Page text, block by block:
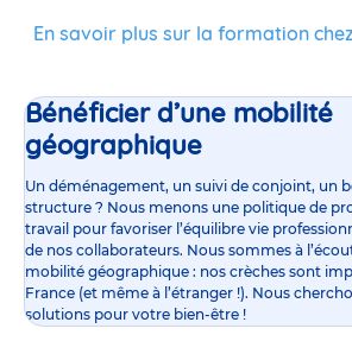
En savoir plus sur la formation
Bénéficier d’une mobilité
géographique
Un déménagement, un suivi de conjoint, un
structure ? Nous menons une politique de
travail pour favoriser l’équilibre vie
de nos collaborateurs. Nous sommes à
mobilité géographique : nos crèches sont
France (et même à l’étranger !). Nous
solutions pour votre bien-être !